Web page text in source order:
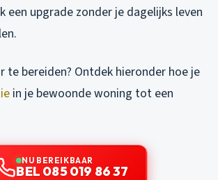
een upgrade zonder je dagelijks leven
te bereiden? Ontdek hieronder hoe je
in je bewoonde woning tot een
NU BEREIKBAAR
BEL 085 019 86 37